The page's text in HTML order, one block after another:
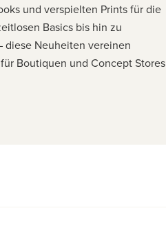
und verspielten Prints für die
Basics bis hin zu
diese Neuheiten vereinen
Boutiquen und Concept Stores